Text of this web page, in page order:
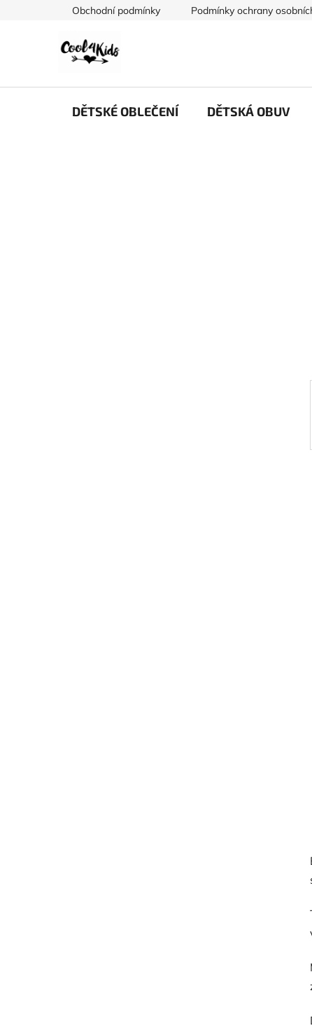
Obchodní podmínky Podmínky ochrany
DĚTSKÉ OBLEČENÍ DĚTSKÁ OBUV